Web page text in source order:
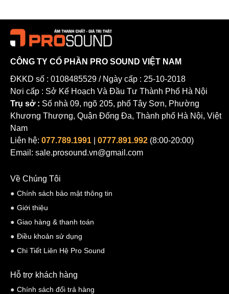
CÔNG TY CỔ PHẦN PRO SOUND VIỆT NAM
ĐKKD số : 0108485529 / Ngày cấp : 25-10-2018
Nơi cấp : Sở Kế Hoạch Và Đầu Tư Thành Phố Hà Nội
Trụ sở : Số nhà 09, ngõ 205, phố Tây Sơn, Phường
Khương Thượng, Quận Đống Đa, Thành phố Hà Nội, Việt
Nam
Liên hệ: 077.789.1991 0777.891.992 (8:00-20:00)
Email: sale.prosound.vn@gmail.com
Về Chúng Tôi
Chính sách bảo mật thông tin
Giới thiệu
Giao hàng & thanh toán
Điều khoản sử dụng
Chi Tiết Liên Hệ Pro Sound
Hỗ trợ khách hàng
Chính sách đổi trả hàng